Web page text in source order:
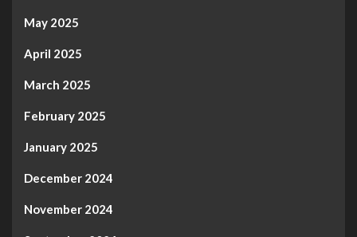
May 2025
April 2025
March 2025
February 2025
January 2025
December 2024
November 2024